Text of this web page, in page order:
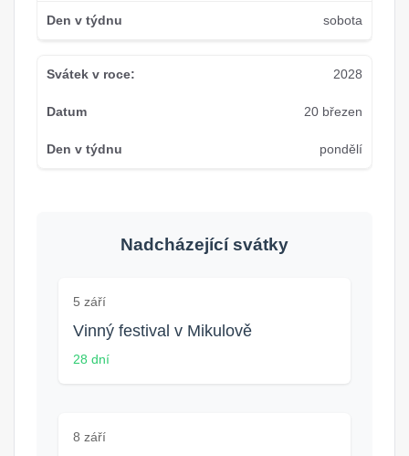
sobota
2028
20 březen
pondělí
Nadcházející svátky
5 září
Vinný festival v Mikulově
28 dní
8 září